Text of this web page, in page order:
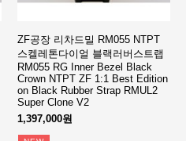
ZF공장 리차드밀 RM055 NTPT
스켈레톤다이얼 블랙러버스트랩
RM055 RG Inner Bezel Black
Crown NTPT ZF 1:1 Best Edition
on Black Rubber Strap RMUL2
Super Clone V2
1,397,000원